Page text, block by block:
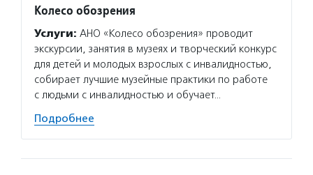
Колесо обозрения
Услуги: АНО «Колесо обозрения» проводит
экскурсии, занятия в музеях и творческий конкурс
для детей и молодых взрослых с инвалидностью,
собирает лучшие музейные практики по работе
с людьми с инвалидностью и обучает…
Подробнее